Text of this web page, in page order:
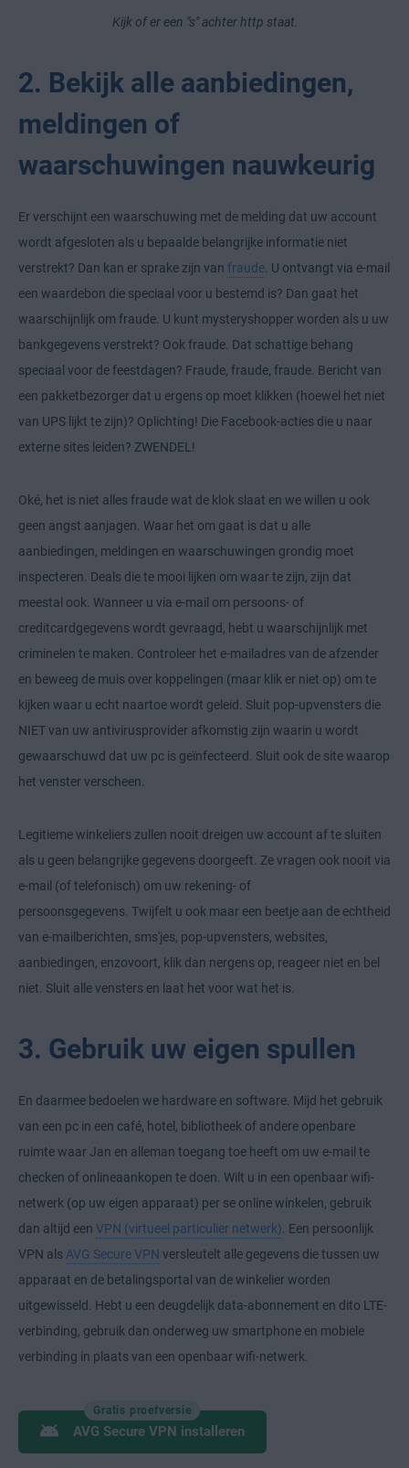
Kijk of er een "s" achter http staat.
2. Bekijk alle aanbiedingen,
meldingen of
waarschuwingen nauwkeurig
Er verschijnt een waarschuwing met de melding dat uw account
wordt afgesloten als u bepaalde belangrijke informatie niet
verstrekt? Dan kan er sprake zijn van fraude . U ontvangt via e-mail
een waardebon die speciaal voor u bestemd is? Dan gaat het
waarschijnlijk om fraude. U kunt mysteryshopper worden als u uw
bankgegevens verstrekt? Ook fraude. Dat schattige behang
speciaal voor de feestdagen? Fraude, fraude, fraude. Bericht van
een pakketbezorger dat u ergens op moet klikken (hoewel het niet
van UPS lijkt te zijn)? Oplichting! Die Facebook-acties die u naar
externe sites leiden? ZWENDEL!
Oké, het is niet alles fraude wat de klok slaat en we willen u ook
geen angst aanjagen. Waar het om gaat is dat u alle
aanbiedingen, meldingen en waarschuwingen grondig moet
inspecteren. Deals die te mooi lijken om waar te zijn, zijn dat
meestal ook. Wanneer u via e-mail om persoons- of
creditcardgegevens wordt gevraagd, hebt u waarschijnlijk met
criminelen te maken. Controleer het e-mailadres van de afzender
en beweeg de muis over koppelingen (maar klik er niet op) om te
kijken waar u echt naartoe wordt geleid. Sluit pop-upvensters die
NIET van uw antivirusprovider afkomstig zijn waarin u wordt
gewaarschuwd dat uw pc is geïnfecteerd. Sluit ook de site waarop
het venster verscheen.
Legitieme winkeliers zullen nooit dreigen uw account af te sluiten
als u geen belangrijke gegevens doorgeeft. Ze vragen ook nooit via
e-mail (of telefonisch) om uw rekening- of
persoonsgegevens. Twijfelt u ook maar een beetje aan de echtheid
van e-mailberichten, sms'jes, pop-upvensters, websites,
aanbiedingen, enzovoort, klik dan nergens op, reageer niet en bel
niet. Sluit alle vensters en laat het voor wat het is.
3. Gebruik uw eigen spullen
En daarmee bedoelen we hardware en software. Mijd het gebruik
van een pc in een café, hotel, bibliotheek of andere openbare
ruimte waar Jan en alleman toegang toe heeft om uw e-mail te
checken of onlineaankopen te doen. Wilt u in een openbaar wifi-
netwerk (op uw eigen apparaat) per se online winkelen, gebruik
dan altijd een VPN (virtueel particulier netwerk) . Een persoonlijk
VPN als AVG Secure VPN versleutelt alle gegevens die tussen uw
apparaat en de betalingsportal van de winkelier worden
uitgewisseld. Hebt u een deugdelijk data-abonnement en dito LTE-
verbinding, gebruik dan onderweg uw smartphone en mobiele
verbinding in plaats van een openbaar wifi-netwerk.
Gratis proefversie
AVG Secure VPN installeren